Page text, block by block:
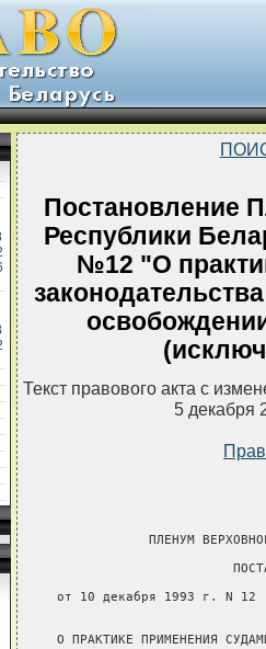
Постановление
Республики
№12 "О
Текст правового акта с
5 декабря
ПЛЕНУМ ВЕРХОВНОГО СУДА РЕСПУБЛИКИ БЕЛАРУСЬ

                        ПОСТАНОВЛЕНИЕ

 от 10 декабря 1993 г. N 12


 О ПРАКТИКЕ ПРИМЕНЕНИЯ СУДАМИ ЗАКОНОДАТЕЛЬСТВА
 ПРИ РАССМОТРЕНИИ ДЕЛ ОБ ОСВОБОЖДЕНИИ ИМУЩЕСТВА
 ОТ АРЕСТА (ИСКЛЮЧЕНИИ ИЗ ОПИСИ)

===

       ![Изменения и дополнения:
            Постановление Пленума   Верховного    Суда    Республики
         Беларусь от 18 декабря 1997 г. N 14;
            Постановление Пленума   Верховного    Суда    Республики
         Беларусь  от 23 сентября 1999 г.  N 11 (Национальный реестр
         правовых актов Республики Беларусь,  1999 г.,  N 78,  6/56);
            Постановление Пленума   Верховного    Суда    Республики
         Беларусь  от  22 декабря 2005 г.  № 13 (Национальный реестр
         правовых актов Республики Беларусь,  2006 г.,  № 6,  6/466);
            Постановление Пленума   Верховного    Суда    Республики
         Беларусь  от  29  июня  2006  г.  №  6 (Национальный реестр
         правовых  актов  Республики  Беларусь,  2006  г.,  №   109,
         6/482)]

     Обсудив итоги обобщения судебной  практики по применению судами
законодательства при  рассмотрении дел об  освобождении имущества от
ареста (исключении  из описи), Пленум Верховного  Суда отмечает, что
суды в  ряде случаев неправильно  применяют закон, неполно  выясняют
действительные   обстоятельства   дела,   необоснованно  освобождают
имущество  должника  от  ареста,  что  отрицательно  сказывается  на
возмещении    ущерба,     причиненного    преступлениями,    снижает
эффективность  применения  такой   меры  наказания  как  конфискация
имущества.

    В целях обеспечения  правильного применения законодательства при
разрешении  судами споров  об  освобождении  имущества от  ареста, а
также  в связи  с возникшими  в судебной  практике вопросами  Пленум
Верховного Суда Республики Беларусь ПОСТАНОВЛЯЕТ:

     1.  Споры об  освобождении имущества  от ареста  (исключении из
описи)   суды  рассматривают   по  правилам   искового  производства
независимо  от  оснований  ареста  (во  исполнение как постановлений
судов и других органов,  подлежащих исполнению, так и исполнительных
документов,  в  том  числе  постановлений  по административным делам
(ст.ст.461, 462 ГПК), а также  при наложении ареста судьей в порядке
применения мер  обеспечения иска, описи нотариусом  при принятии мер
по охране наследственного имущества и др.). 
         -----------------------------------------------------------
         Абзац   первый  пункта   1  -   с  изменениями,  внесенными
         постановлением Пленума Верховного  Суда Республики Беларусь
         от 23 сентября 1999 г. N 11

            1. Споры об освобождении имущества от ареста (исключении
         из   описи)   суды   рассматривают   по  правилам  искового
         производства независимо от  оснований ареста (во исполнение
         как  постановлений  судов   и  других  органов,  подлежащих
         исполнению,  так и  исполнительных документов,  в том числе
         постановлений  по  административным  делам  (ст.ст.313, 314
         ГПК),  а  также  при  наложении  ареста  судьей  в  порядке
         применения  мер  обеспечения  иска,  описи  нотариусом  при
         принятии мер по охране наследственного имущества и др.).
         -----------------------------------------------------------
         Абзац первый  пункта 1 -  в редакции постановления  Пленума
         Верховного  Суда  Республики Беларусь от 18 декабря 1997 г.
         N 14

            Споры   об   освобождении   имущества   от  ареста  суды
         рассматривают по правилам  искового производства независимо
         от того, наложен арест в порядке применения мер обеспечения
         иска,   обращения  взыскания   на  имущество   должника  во
         исполнение  решения,  приговора  или  постановления суда по
         административному  делу, либо  когда нотариусом произведена
         опись  как мера  по охране  наследственного имущества,  и в
         иных, предусмотренных законом случаях.
         -----------------------------------------------------------

     Иски  могут  быть   предъявлены,  когда  конфискация  имущества
применена   по  приговору   суда  в   качестве  дополнительной  меры
наказания, так  и в случае, когда  имущество конфисковано как орудие
преступления или как нажитое преступным путем.

     При  этом в силу ч.3 ст.28 КоАП Республики Беларусь конфискация
вещей,   являющихся  непосредственными   объектами  административных
таможенных   правонарушений,   производится   независимо   от  того,
находятся ли они в собственности  или во владении лица, совершившего
административное    таможенное    правонарушение.    Поэтому    иски
собственников и владельцев таких вещей  об освобождении их от ареста
(исключении из описи) могут быть  удовлетворены только в том случае,
если вступившим  в законную силу приговором  суда или постановлением
соответствующих   органов   установлено,   что   лицо,   совершившее
административное